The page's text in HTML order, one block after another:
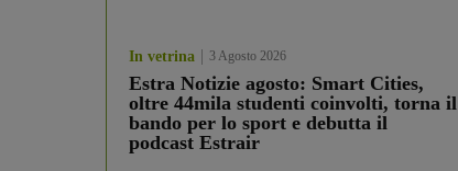
In vetrina 3 Agosto 2026
Estra Notizie agosto: Smart Cities,
oltre 44mila studenti coinvolti, torna il
bando per lo sport e debutta il
podcast Estrair